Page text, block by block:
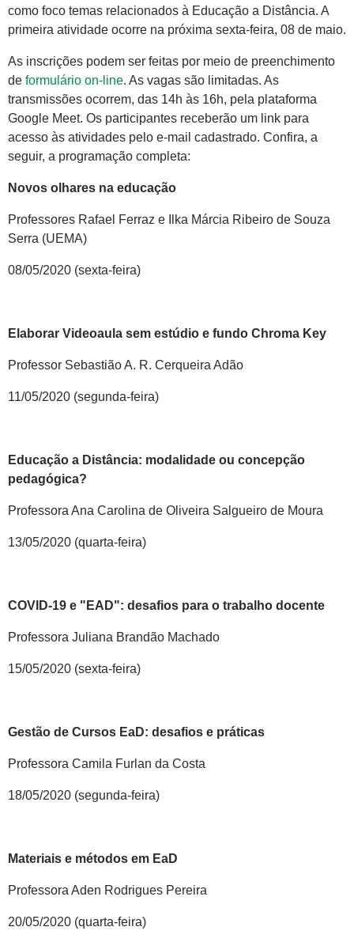
como foco temas relacionados à Educação a Distância. A
primeira atividade ocorre na próxima sexta-feira, 08 de maio.
As inscrições podem ser feitas por meio de preenchimento
de formulário on-line. As vagas são limitadas. As
transmissões ocorrem, das 14h às 16h, pela plataforma
Google Meet. Os participantes receberão um link para
acesso às atividades pelo e-mail cadastrado. Confira, a
seguir, a programação completa:
Novos olhares na educação
Professores Rafael Ferraz e Ilka Márcia Ribeiro de Souza
Serra (UEMA)
08/05/2020 (sexta-feira)
Elaborar Videoaula sem estúdio e fundo Chroma Key
Professor Sebastião A. R. Cerqueira Adão
11/05/2020 (segunda-feira)
Educação a Distância: modalidade ou concepção
pedagógica?
Professora Ana Carolina de Oliveira Salgueiro de Moura
13/05/2020 (quarta-feira)
COVID-19 e "EAD": desafios para o trabalho docente
Professora Juliana Brandão Machado
15/05/2020 (sexta-feira)
Gestão de Cursos EaD: desafios e práticas
Professora Camila Furlan da Costa
18/05/2020 (segunda-feira)
Materiais e métodos em EaD
Professora Aden Rodrigues Pereira
20/05/2020 (quarta-feira)